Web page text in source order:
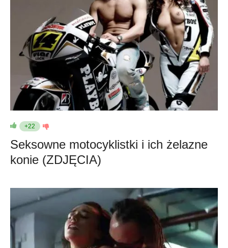
+22
Seksowne motocyklistki i ich żelazne
konie (ZDJĘCIA)